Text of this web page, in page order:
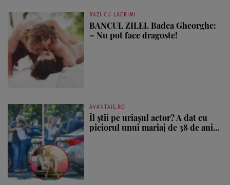
RAZI CU LACRIMI
BANCUL ZILEI. Badea Gheorghe:
– Nu pot face dragoste!
AVANTAJE.RO
Îl știi pe uriașul actor? A dat cu
piciorul unui mariaj de 38 de ani...